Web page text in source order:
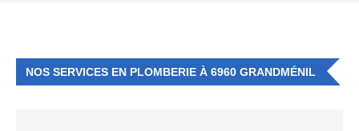
NOS SERVICES EN PLOMBERIE À 6960 GRANDMÉNIL